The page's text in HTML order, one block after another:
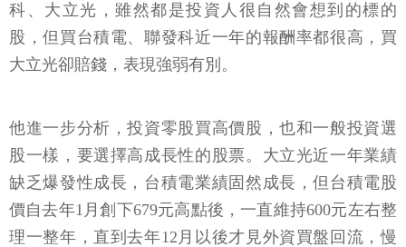
科、大立光，雖然都是投資人很自然會想到的標的
股，但買台積電、聯發科近一年的報酬率都很高，買
大立光卻賠錢，表現強弱有別。
他進一步分析，投資零股買高價股，也和一般投資選
股一樣，要選擇高成長性的股票。大立光近一年業績
缺乏爆發性成長，台積電業績固然成長，但台積電股
價自去年1月創下679元高點後，一直維持600元左右整
理一整年，直到去年12月以後才見外資買盤回流，慢